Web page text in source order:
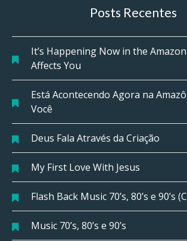
Posts Recentes
It’s Happening Now in the
Affects You
Está Acontecendo Agora na
Você
Deus Fala Através da Criação
My First Love With Jesus
Flash Back Music 70’s, 80’s e 90’s
Music 70’s, 80’s e 90’s